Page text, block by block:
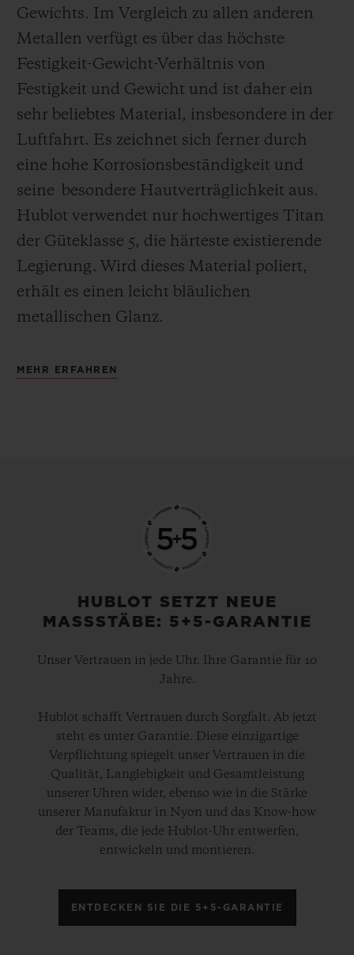
Gewichts. Im Vergleich zu allen anderen
Metallen verfügt es über das höchste
Festigkeit-Gewicht-Verhältnis von
Festigkeit und Gewicht und ist daher ein
sehr beliebtes Material, insbesondere in der
Luftfahrt. Es zeichnet sich ferner durch
eine hohe Korrosionsbeständigkeit und
seine besondere Hautverträglichkeit aus.
Hublot verwendet nur hochwertiges Titan
der Güteklasse 5, die härteste existierende
Legierung. Wird dieses Material poliert,
erhält es einen leicht bläulichen
metallischen Glanz.
MEHR ERFAHREN
HUBLOT SETZT NEUE
MASSSTÄBE: 5+5-GARANTIE
Unser Vertrauen in jede Uhr. Ihre Garantie für 10
Jahre.
Hublot schafft Vertrauen durch Sorgfalt. Ab jetzt
steht es unter Garantie. Diese einzigartige
Verpflichtung spiegelt unser Vertrauen in die
Qualität, Langlebigkeit und Gesamtleistung
unserer Uhren wider, ebenso wie in die Stärke
unserer Manufaktur in Nyon und das Know-how
der Teams, die jede Hublot-Uhr entwerfen,
entwickeln und montieren.
ENTDECKEN SIE DIE 5+5-GARANTIE